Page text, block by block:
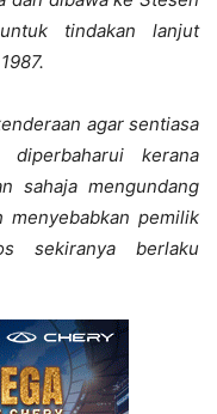
tindakan lanjut
agar sentiasa
kerana
sahaja mengundang
menyebabkan pemilik
sekiranya berlaku